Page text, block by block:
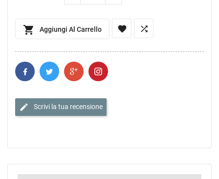
 Aggiungi Al Carrello  
edit Scrivi la tua recensione